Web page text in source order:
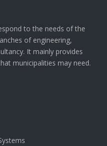
to the needs of the
of engineering,
It mainly provides
municipalities may need.